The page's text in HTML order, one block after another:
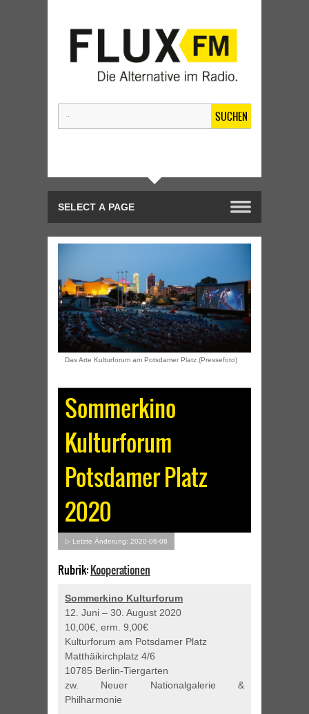
SUCHEN
Das Arte Kulturforum am Potsdamer Platz (Pressefoto)
Sommerkino
Kulturforum
Potsdamer Platz
2020
▷ Letzte Änderung: 2020-06-08
Rubrik:Kooperationen
Sommerkino Kulturforum
12. Juni – 30. August 2020
10,00€, erm. 9,00€
Kulturforum am Potsdamer Platz
Matthäikirchplatz 4/6
10785 Berlin-Tiergarten
zw. Neuer Nationalgalerie &
Philharmonie